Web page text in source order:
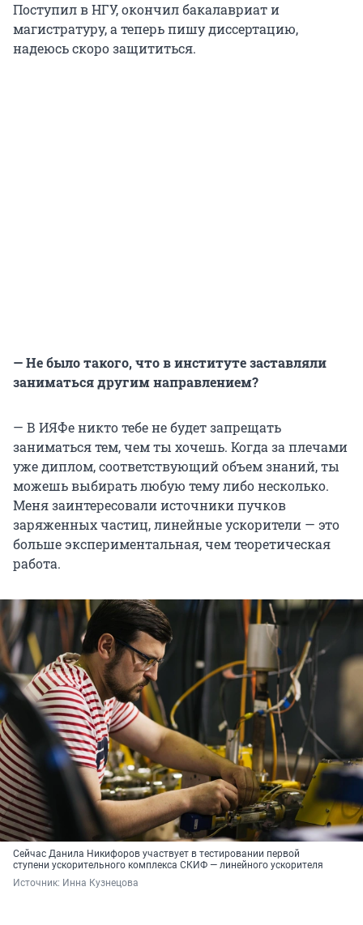
Поступил в НГУ, окончил бакалавриат и
магистратуру, а теперь пишу диссертацию,
надеюсь скоро защититься.
— Не было такого, что в институте заставляли
заниматься другим направлением?
— В ИЯФе никто тебе не будет запрещать
заниматься тем, чем ты хочешь. Когда за плечами
уже диплом, соответствующий объем знаний, ты
можешь выбирать любую тему либо несколько.
Меня заинтересовали источники пучков
заряженных частиц, линейные ускорители — это
больше экспериментальная, чем теоретическая
работа.
Сейчас Данила Никифоров участвует в тестировании первой
ступени ускорительного комплекса СКИФ — линейного ускорителя
Источник: Инна Кузнецова